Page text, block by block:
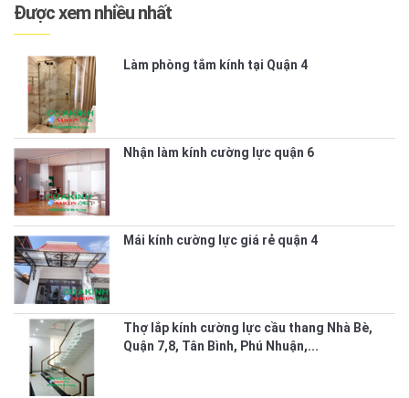
Được xem nhiều nhất
Làm phòng tắm kính tại Quận 4
Nhận làm kính cường lực quận 6
Mái kính cường lực giá rẻ quận 4
Thợ lắp kính cường lực cầu thang Nhà Bè,
Quận 7,8, Tân Bình, Phú Nhuận,...